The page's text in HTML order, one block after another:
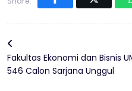
Fakultas Ekonomi dan Bisnis
546 Calon Sarjana Unggul